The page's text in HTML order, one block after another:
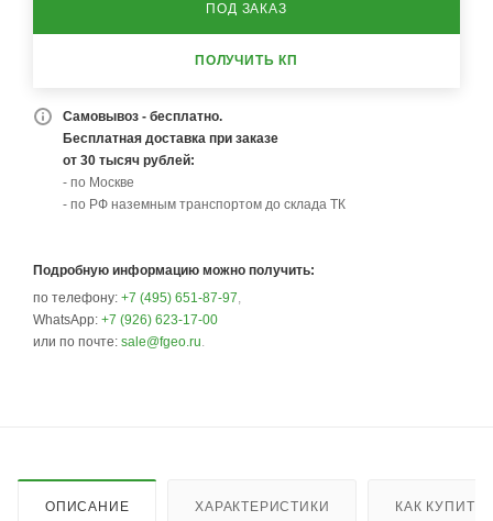
ПОД ЗАКАЗ
ПОЛУЧИТЬ КП
Самовывоз - бесплатно.
Бесплатная доставка при заказе
от 30 тысяч рублей:
- по Москве
- по РФ наземным транспортом до склада ТК
Подробную информацию можно получить:
по телефону: +7 (495) 651-87-97,
WhatsApp: +7 (926) 623-17-00
или по почте: sale@fgeo.ru.
ОПИСАНИЕ ХАРАКТЕРИСТИКИ КАК КУПИТЬ